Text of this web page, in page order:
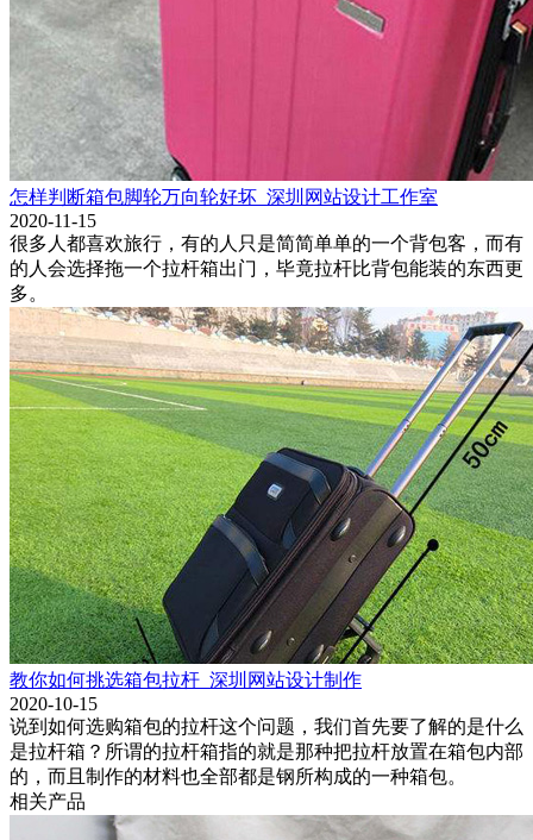
怎样判断箱包脚轮万向轮好坏_深圳网站设计工作室
2020-11-15
很多人都喜欢旅行，有的人只是简简单单的一个背包客，而有
的人会选择拖一个拉杆箱出门，毕竟拉杆比背包能装的东西更
多。
教你如何挑选箱包拉杆_深圳网站设计制作
2020-10-15
说到如何选购箱包的拉杆这个问题，我们首先要了解的是什么
是拉杆箱？所谓的拉杆箱指的就是那种把拉杆放置在箱包内部
的，而且制作的材料也全部都是钢所构成的一种箱包。
相关产品